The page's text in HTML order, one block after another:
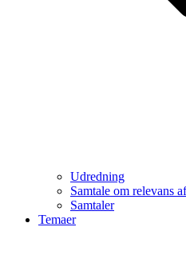
Udredning
Samtale om relevans
Samtaler
Temaer